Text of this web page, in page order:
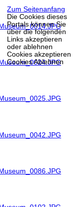
Zum Seitenanfang
Die Cookies dieses
Portals können Sie
über die folgenden
Links akzeptieren
oder ablehnen
Cookies akzeptieren
Cookies Ablehnen